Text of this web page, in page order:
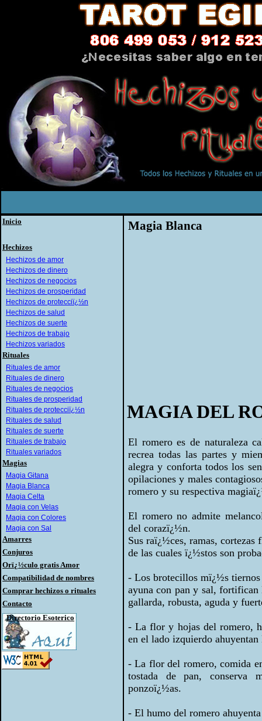
Inicio
Hechizos
Hechizos de amor
Hechizos de dinero
Hechizos de negocios
Hechizos de prosperidad
Hechizos de protecciï¿½n
Hechizos de salud
Hechizos de suerte
Hechizos de trabajo
Hechizos variados
Rituales
Rituales de amor
Rituales de dinero
Rituales de negocios
Rituales de prosperidad
Rituales de protecciï¿½n
Rituales de salud
Rituales de suerte
Rituales de trabajo
Rituales variados
Magias
Magia Gitana
Magia Blanca
Magia Celta
Magia con Velas
Magia con Colores
Magia con Sal
Amarres
Conjuros
Orï¿½culo gratis Amor
Compatibilidad de nombres
Comprar hechizos o rituales
Contacto
Directorio Esoterico
Magia Blanca
MAGIA DEL
El romero es de naturaleza
recrea todas las partes y
alegra y conforta todos los
opilaciones y males
romero y su respectiva
El romero no admite
del corazï¿½n.
Sus raï¿½ces, ramas,
de las cuales ï¿½stos son
- Los brotecillos mï¿½s
ayuna con pan y sal, fortifican
gallarda, robusta, aguda y
- La flor y hojas del romero,
en el lado izquierdo
- La flor del romero, comida
tostada de pan, conserva
ponzoï¿½as.
- El humo del romero